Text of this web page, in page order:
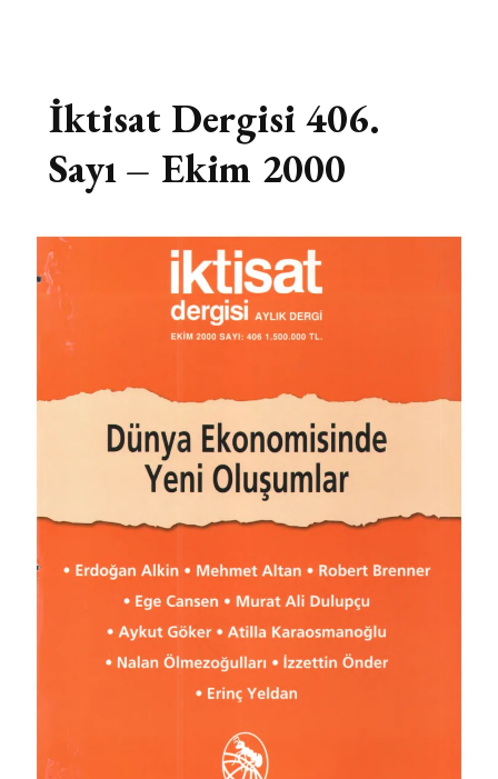
İktisat Dergisi 406.
Sayı – Ekim 2000